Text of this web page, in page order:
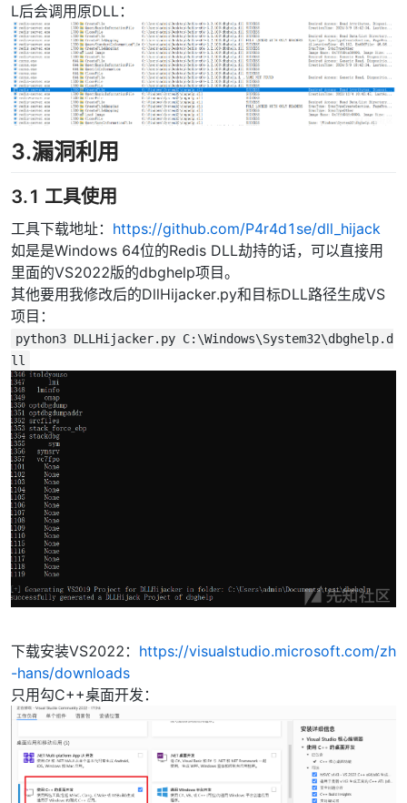
L后会调用原DLL：
3.漏洞利用
3.1 工具使用
工具下载地址： https://github.com/P4r4d1se/dll_hijack
如是是Windows 64位的Redis DLL劫持的话，可以直接用
里面的VS2022版的dbghelp项目。
其他要用我修改后的DllHijacker.py和目标DLL路径生成VS
项目：
python3 DLLHijacker.py C:\Windows\System32\dbghelp.d
ll
下载安装VS2022： https://visualstudio.microsoft.com/zh
-hans/downloads
只用勾C++桌面开发：